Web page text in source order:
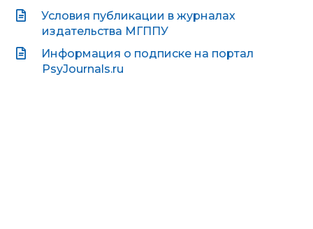
Условия публикации в журналах
издательства МГППУ
Информация о подписке на портал
PsyJournals.ru